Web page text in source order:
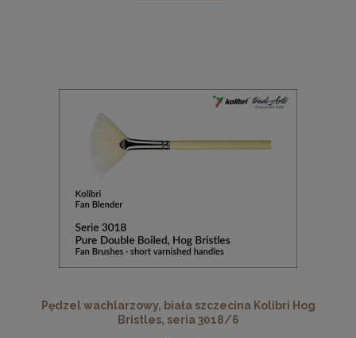
Pędzel wachlarzowy, biała szczecina Kolibri Hog
Bristles, seria 3018/6